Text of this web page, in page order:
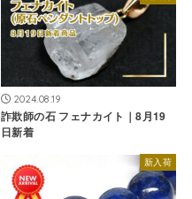
2024.08.19
詐欺師の石 フェナカイト｜8月19
日新着
新入荷